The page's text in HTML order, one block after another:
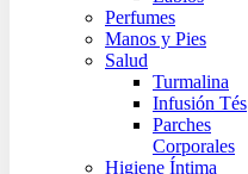
Perfumes
Manos y Pies
Salud
Turmalina
Infusión Tés
Parches
Corporales
Higiene Íntima